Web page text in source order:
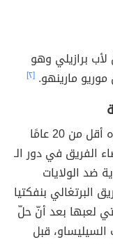
برازيلي وهو
موريو مارينهو. [٢]
وعمره أقل من 20 عامًا
حيث تمّ إقصاء الفريق في دور الـ
ضد الولايات
2010 مع الفريق البرتغالي بنفكتيا
التي لعبها بعد أنّ حلّ
قبل